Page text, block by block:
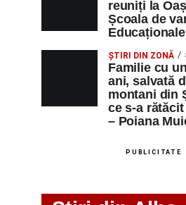
reuniți la
Școala de
ȘTIRI DIN ZONĂ
Familie cu
ani, salvată
montani din
ce s-a
– Poiana
PUBLICITATE